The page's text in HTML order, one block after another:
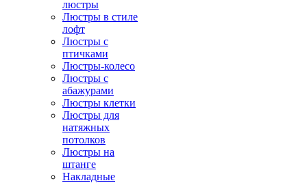
люстры
Люстры в стиле
лофт
Люстры с
птичками
Люстры-колесо
Люстры с
абажурами
Люстры клетки
Люстры для
натяжных
потолков
Люстры на
штанге
Накладные